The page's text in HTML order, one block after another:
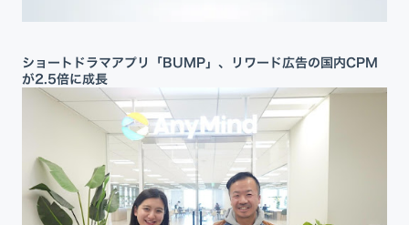
ショートドラマアプリ「BUMP」、リワード広告の国内CPM
が2.5倍に成長